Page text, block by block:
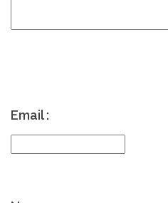
Email :